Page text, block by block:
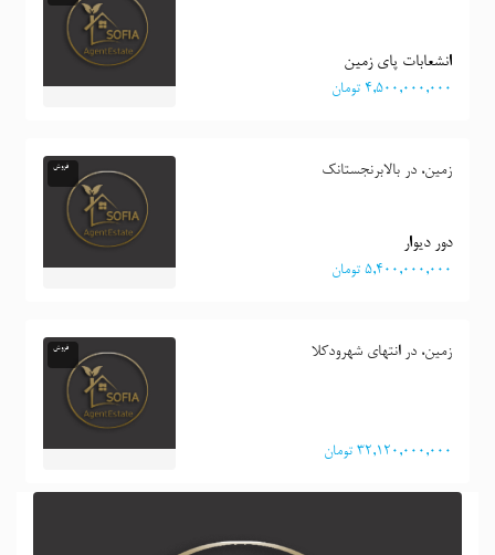
انشعابات پای زمین
٤,٥٠٠,٠٠٠,٠٠٠ تومان
زمین، در بالابرنجستانک
دور دیوار
٥,٤٠٠,٠٠٠,٠٠٠ تومان
فروش
زمین، در انتهای شهرودکلا
٣٢,١٢٠,٠٠٠,٠٠٠ تومان
فروش